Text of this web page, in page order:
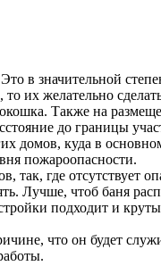
в значительной
их желательно
Также на
до границы
домов, куда в
пожароопасности.
так, где отсутствует
Лучше, чтоб баня
подходит и
что он будет